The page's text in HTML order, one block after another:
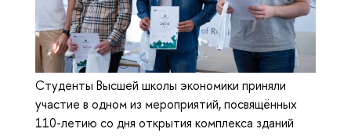
Cтуденты Высшей школы экономики приняли
участие в одном из мероприятий, посвящённых
110-летию со дня открытия комплекса зданий